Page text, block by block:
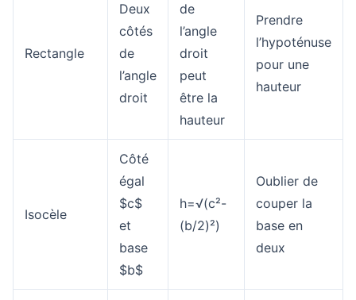
Rectangle
Deux
côtés
de
l’angle
droit
de
l’angle
droit
peut
être la
hauteur
Prendre
l’hypoténuse
pour une
hauteur
Isocèle
Côté
égal
$c$
et
base
$b$
h=√(c²-
(b/2)²)
Oublier de
couper la
base en
deux